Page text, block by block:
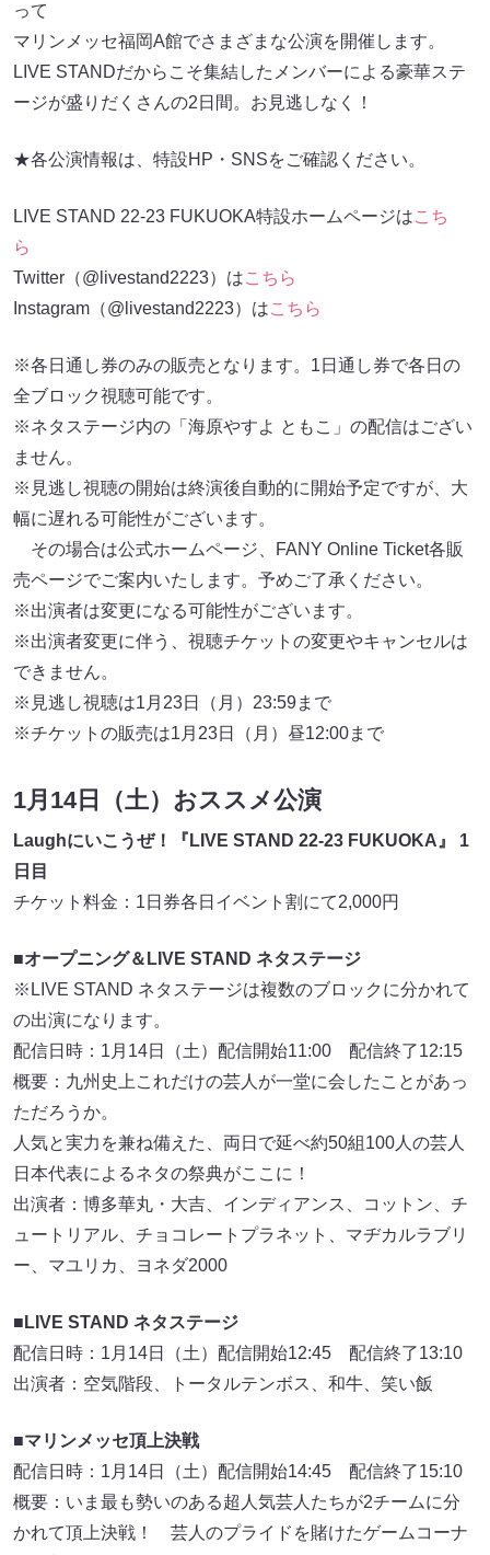
って
マリンメッセ福岡A館でさまざまな公演を開催します。
LIVE STANDだからこそ集結したメンバーによる豪華ステ
ージが盛りだくさんの2日間。お見逃しなく！
★各公演情報は、特設HP・SNSをご確認ください。
LIVE STAND 22-23 FUKUOKA特設ホームページはこち
ら
Twitter（@livestand2223）はこちら
Instagram（@livestand2223）はこちら
※各日通し券のみの販売となります。1日通し券で各日の
全ブロック視聴可能です。
※ネタステージ内の「海原やすよ ともこ」の配信はござい
ません。
※見逃し視聴の開始は終演後自動的に開始予定ですが、大
幅に遅れる可能性がございます。
その場合は公式ホームページ、FANY Online Ticket各販
売ページでご案内いたします。予めご了承ください。
※出演者は変更になる可能性がございます。
※出演者変更に伴う、視聴チケットの変更やキャンセルは
できません。
※見逃し視聴は1月23日（月）23:59まで
※チケットの販売は1月23日（月）昼12:00まで
1月14日（土）おススメ公演
Laughにいこうぜ！『LIVE STAND 22-23 FUKUOKA』 1
日目
チケット料金：1日券各日イベント割にて2,000円
■オープニング＆LIVE STAND ネタステージ
※LIVE STAND ネタステージは複数のブロックに分かれて
の出演になります。
配信日時：1月14日（土）配信開始11:00 配信終了12:15
概要：九州史上これだけの芸人が一堂に会したことがあっ
ただろうか。
人気と実力を兼ね備えた、両日で延べ約50組100人の芸人
日本代表によるネタの祭典がここに！
出演者：博多華丸・大吉、インディアンス、コットン、チ
ュートリアル、チョコレートプラネット、マヂカルラブリ
ー、マユリカ、ヨネダ2000
■LIVE STAND ネタステージ
配信日時：1月14日（土）配信開始12:45 配信終了13:10
出演者：空気階段、トータルテンボス、和牛、笑い飯
■マリンメッセ頂上決戦
配信日時：1月14日（土）配信開始14:45 配信終了15:10
概要：いま最も勢いのある超人気芸人たちが2チームに分
かれて頂上決戦！ 芸人のプライドを賭けたゲームコーナ